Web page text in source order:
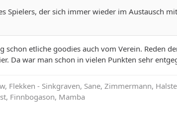
Spielers, der sich immer wieder im Austausch
schon etliche goodies auch vom Verein. Reden
Da war man schon in vielen Punkten sehr
Flekken - Sinkgraven, Sane, Zimmermann,
Finnbogason, Mamba